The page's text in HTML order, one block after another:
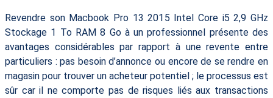
Revendre son Macbook Pro 13 2015 Intel Core i5 2,9 GHz
Stockage 1 To RAM 8 Go à un professionnel présente des
avantages considérables par rapport à une revente entre
particuliers : pas besoin d’annonce ou encore de se rendre en
magasin pour trouver un acheteur potentiel ; le processus est
sûr car il ne comporte pas de risques liés aux transactions